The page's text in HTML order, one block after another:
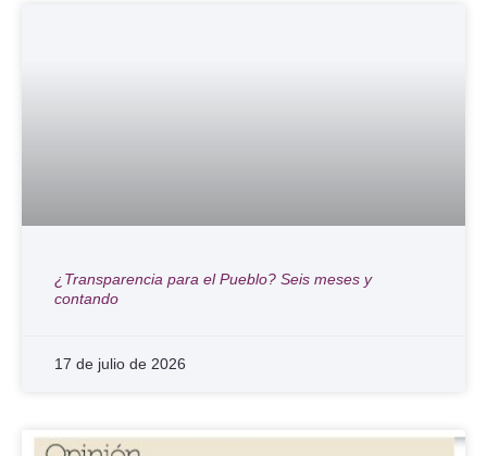
¿Transparencia para el Pueblo? Seis meses y
contando
17 de julio de 2026